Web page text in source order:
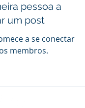
pessoa a
um post
a se conectar
membros.